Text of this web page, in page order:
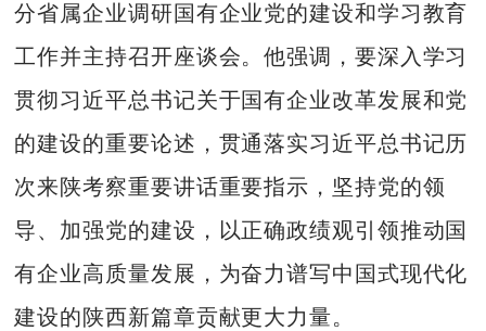
分省属企业调研国有企业党的建设和学习教育
工作并主持召开座谈会。他强调，要深入学习
贯彻习近平总书记关于国有企业改革发展和党
的建设的重要论述，贯通落实习近平总书记历
次来陕考察重要讲话重要指示，坚持党的领
导、加强党的建设，以正确政绩观引领推动国
有企业高质量发展，为奋力谱写中国式现代化
建设的陕西新篇章贡献更大力量。